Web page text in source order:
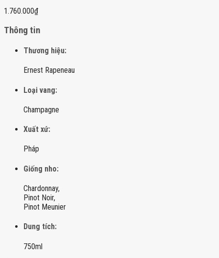
1.760.000₫
Thông tin
Thương hiệu:
Ernest Rapeneau
Loại vang:
Champagne
Xuất xứ:
Pháp
Giống nho:
Chardonnay,
Pinot Noir,
Pinot Meunier
Dung tích:
750ml